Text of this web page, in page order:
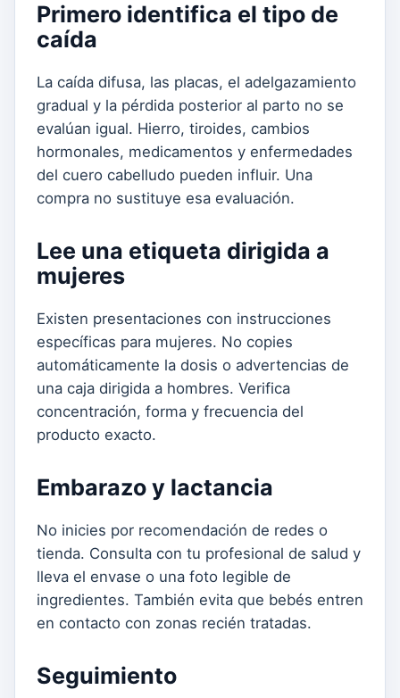
Primero identifica el tipo de
caída
La caída difusa, las placas, el adelgazamiento
gradual y la pérdida posterior al parto no se
evalúan igual. Hierro, tiroides, cambios
hormonales, medicamentos y enfermedades
del cuero cabelludo pueden influir. Una
compra no sustituye esa evaluación.
Lee una etiqueta dirigida a
mujeres
Existen presentaciones con instrucciones
específicas para mujeres. No copies
automáticamente la dosis o advertencias de
una caja dirigida a hombres. Verifica
concentración, forma y frecuencia del
producto exacto.
Embarazo y lactancia
No inicies por recomendación de redes o
tienda. Consulta con tu profesional de salud y
lleva el envase o una foto legible de
ingredientes. También evita que bebés entren
en contacto con zonas recién tratadas.
Seguimiento